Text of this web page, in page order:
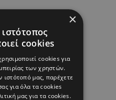
×
cookies
cookies για
των χρηστών.
ιστότοπό μας, παρέχετε
για όλα τα cookies
μας για τα cookies.